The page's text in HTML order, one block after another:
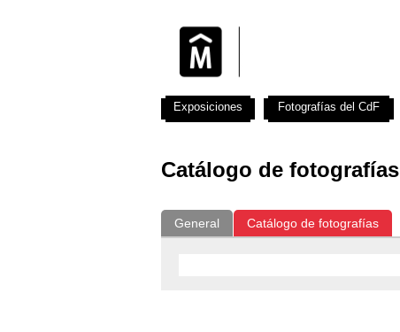
Catálogo de fotografías
General Catálogo de fotografías
Exposiciones Fotografías del CdF